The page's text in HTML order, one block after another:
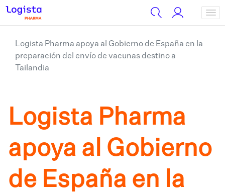
Logista Pharma apoya al Gobierno de España en la
preparación del envío de vacunas destino a
Tailandia
Logista Pharma
apoya al Gobierno
de España en la